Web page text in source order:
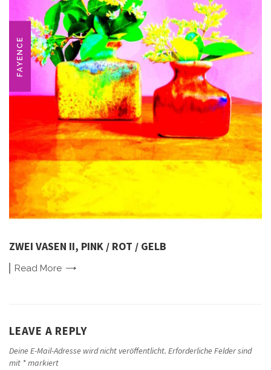
FAYENCE
ZWEI VASEN II, PINK / ROT / GELB
Read More
LEAVE A REPLY
Deine E-Mail-Adresse wird nicht veröffentlicht. Erforderliche Felder sind
mit *markiert